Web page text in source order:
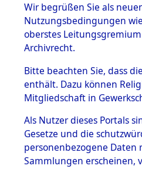
BESTÄNDE
1.
mente
5. Verschiedenes
5.3
Todesmärsche
Wir begrüßen Sie als
Nutzungsbedingungen
oberstes
Archivrecht.
Bitte beachten Sie, dass
enthält. Dazu können
Mitgliedschaft in
Als Nutzer dieses Portals
Gesetze und die
personenbezogene
Sammlungen erscheinen,